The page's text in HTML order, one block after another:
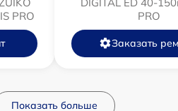
PRO
PRO
Заказать
Показать больше